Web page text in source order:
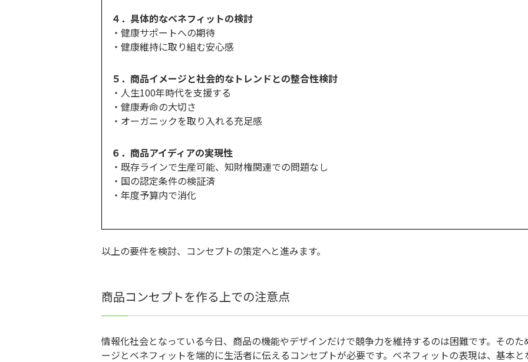
４．具体的なベネフィットの検討
・健康サポートへの期待
・健康維持に取り組む安心感
５．商品イメージと社会的なトレンドとの整合性検討
・人生100年時代を支援する
・健康寿命の大切さ
・オーガニックを取り入れる充足感
６．商品アイディアの実現性
・既存ラインで生産可能、知財権関連での問題なし
・国の認定条件の検証済
・年度予算内で消化
以上の要件を検討、コンセプトの策定へと進みます。
商品コンセプトを作る上での注意点
情報化社会となっている今日、商品の機能やデザインだけで競争力を維持するのは困難です。そのた
ージとベネフィットを端的に生活者に伝えるコンセプトが必要です。ベネフィットの表現は、基本と